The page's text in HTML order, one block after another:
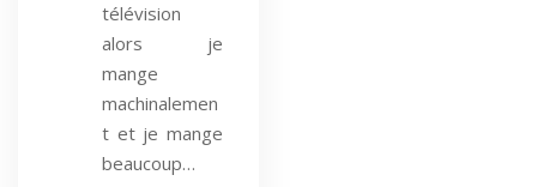
télévision
alors je
mange
machinalemen
t et je mange
beaucoup…